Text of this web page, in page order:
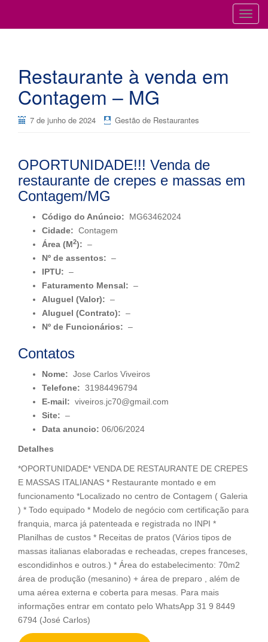
T
o
Restaurante à venda em
Contagem – MG
7 de junho de 2024 Gestão de Restaurantes
OPORTUNIDADE!!! Venda de
restaurante de crepes e massas em
Contagem/MG
Código do Anúncio:
MG63462024
Cidade: Contagem
Área (M2): –
Nº de assentos: –
IPTU: –
Faturamento Mensal: –
Aluguel (Valor): –
Aluguel (Contrato): –
Nº de Funcionários: –
Contatos
Nome: Jose Carlos Viveiros
Telefone: 31984496794
E-mail: viveiros.jc70@gmail.com
Site: –
Data anuncio: 06/06/2024
Detalhes
*OPORTUNIDADE* VENDA DE RESTAURANTE DE CREPES
E MASSAS ITALIANAS * Restaurante montado e em
funcionamento *Localizado no centro de Contagem ( Galeria
) * Todo equipado * Modelo de negócio com certificação para
franquia, marca já patenteada e registrada no INPI *
Planilhas de custos * Receitas de pratos (Vários tipos de
massas italianas elaboradas e recheadas, crepes franceses,
escondidinhos e outros.) * Área do estabelecimento: 70m2
área de produção (mesanino) + área de preparo , além de
uma aérea externa e coberta para mesas. Para mais
informações entrar em contato pelo WhatsApp 31 9 8449
6794 (José Carlos)